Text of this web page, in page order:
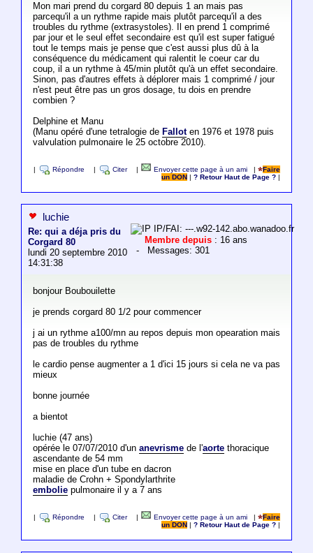
Mon mari prend du corgard 80 depuis 1 an mais pas
parcequ'il a un rythme rapide mais plutôt parcequ'il a des
troubles du rythme (extrasystoles). Il en prend 1 comprimé
par jour et le seul effet secondaire est qu'il est super fatigué
tout le temps mais je pense que c'est aussi plus dû à la
conséquence du médicament qui ralentit le coeur car du
coup, il a un rythme à 45/min plutôt qu'à un effet secondaire.
Sinon, pas d'autres effets à déplorer mais 1 comprimé / jour
n'est peut être pas un gros dosage, tu dois en prendre
combien ?
Delphine et Manu
(Manu opéré d'une tetralogie de Falloten 1976 et 1978 puis
valvulation pulmonaire le 25 octobre 2010).
Répondre Citer Envoyer cette page à un ami |
Faire
un DON
|? Retour Haut de Page ?
luchie
Re: qui a déja pris du
Corgard 80
lundi 20 septembre 2010
14:31:38
IP/FAI: ---.w92-142.abo.wanadoo.fr
Membre depuis : 16 ans
- Messages: 301
bonjour Boubouilette
je prends corgard 80 1/2 pour commencer
j ai un rythme a100/mn au repos depuis mon opearation mais
pas de troubles du rythme
le cardio pense augmenter a 1 d'ici 15 jours si cela ne va pas
mieux
bonne journée
a bientot
luchie (47 ans)
opérée le 07/07/2010 d'un anevrismede l'aortethoracique
ascendante de 54 mm
mise en place d'un tube en dacron
maladie de Crohn + Spondylarthrite
emboliepulmonaire il y a 7 ans
Répondre Citer Envoyer cette page à un ami |
Faire
un DON
|? Retour Haut de Page ?